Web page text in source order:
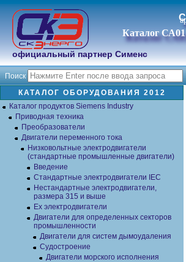
официальный партнер Сименс
Каталог СА01
Поиск
КАТАЛОГ ОБОРУДОВАНИЯ 2012
Каталог продуктов Siemens Industry
Приводная техника
Преобразователи
Двигатели переменного тока
Низковольтные электродвигатели
(стандартные промышленные двигатели)
Введение
Стандартные электродвигатели IEC
Нестандартные электродвигатели,
размера 315 и выше
Ex электродвигатели
Двигатели для определенных секторов
промышленности
Двигатели для систем дымоудаления
Судостроение
Двигатели морского исполнения